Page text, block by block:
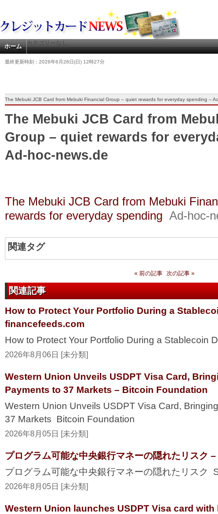
ホーム カテゴリーなし
最終更新時刻：2026年6月28日(日) 12時27分
The Mebuki JCB Card from Mebuki Financial Group – quiet rewards for everyday spending –
The Mebuki JCB Card from
Group – quiet rewards for
Ad-hoc-news.de
The Mebuki JCB Card from Mebuki
rewards for everyday spending Ad-hoc-
関連タグ
« 前の記事 次の記事 »
関連記事
How to Protect Your Portfolio During a
financefeeds.com
How to Protect Your Portfolio During a Stablecoin
2026年8月06日 [未分類]
Western Union Unveils USDPT Visa Card,
Payments to 37 Markets – Bitcoin Foundation
Western Union Unveils USDPT Visa Card,
37 Markets Bitcoin Foundation
2026年8月05日 [未分類]
プログラム可能な中央銀行マネーの隠れたリスク
プログラム可能な中央銀行マネーの隠れたリスク
2026年8月05日 [未分類]
Western Union launches USDPT Visa card